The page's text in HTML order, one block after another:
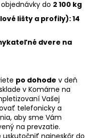
do 2 100 kg
lišty a profily): 14
dvere na
po dohode v deň
vKomárne na
Vašej
telefonicky a
aby sme Vám
na prevzatie.